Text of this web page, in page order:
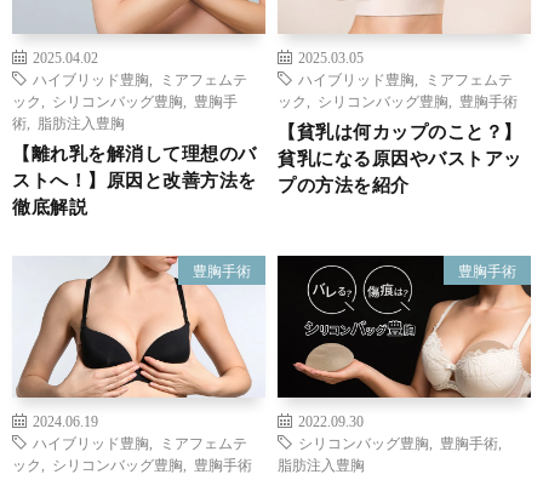
2025.04.02
ハイブリッド豊胸
ミアフェムテ
ック
シリコンバッグ豊胸
豊胸手
術
脂肪注入豊胸
【離れ乳を解消して理想のバ
ストへ！】原因と改善方法を
徹底解説
2025.03.05
ハイブリッド豊胸
ミアフェムテ
ック
シリコンバッグ豊胸 豊胸手術
【貧乳は何カップのこと？】
貧乳になる原因やバストアッ
プの方法を紹介
豊胸手術
2024.06.19
ハイブリッド豊胸
ミアフェムテ
ック
シリコンバッグ豊胸 豊胸手術
豊胸手術
2022.09.30
シリコンバッグ豊胸
豊胸手術
脂肪注入豊胸